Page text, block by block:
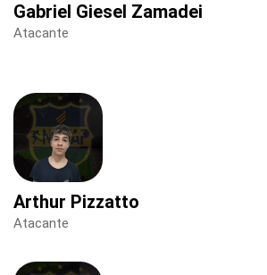
Gabriel Giesel Zamadei
Atacante
Arthur Pizzatto
Atacante